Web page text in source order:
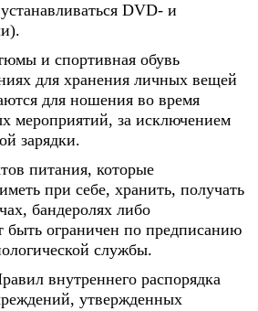
DVD- и
и спортивная обувь
для хранения личных вещей
для ношения во время
мероприятий, за исключением
зарядки.
питания, которые
при себе, хранить, получать
бандеролях либо
быть ограничен по предписанию
службы.
внутреннего распорядка
утвержденных